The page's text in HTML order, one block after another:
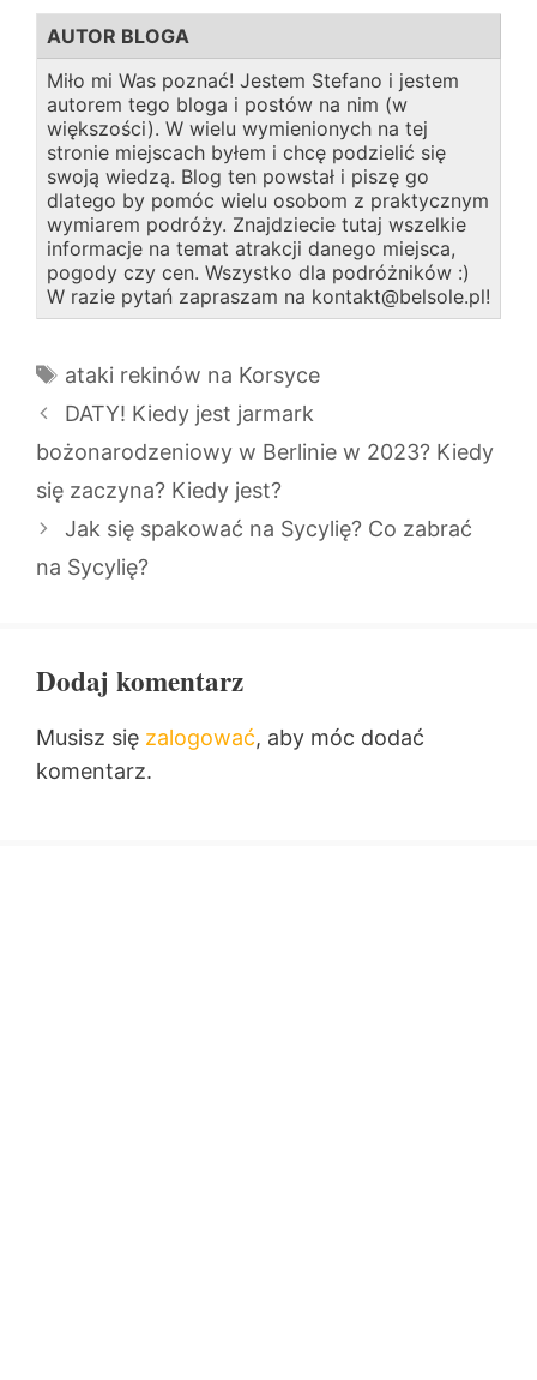
AUTOR BLOGA
Miło mi Was poznać! Jestem Stefano i jestem
autorem tego bloga i postów na nim (w
większości). W wielu wymienionych na tej
stronie miejscach byłem i chcę podzielić się
swoją wiedzą. Blog ten powstał i piszę go
dlatego by pomóc wielu osobom z praktycznym
wymiarem podróży. Znajdziecie tutaj wszelkie
informacje na temat atrakcji danego miejsca,
pogody czy cen. Wszystko dla podróżników :)
W razie pytań zapraszam na kontakt@belsole.pl!
Tagi
ataki rekinów na Korsyce
DATY! Kiedy jest jarmark
bożonarodzeniowy w Berlinie w 2023? Kiedy
się zaczyna? Kiedy jest?
Jak się spakować na Sycylię? Co zabrać
na Sycylię?
Dodaj komentarz
Musisz się zalogować, aby móc dodać
komentarz.